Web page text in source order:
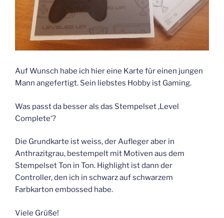
Auf Wunsch habe ich hier eine Karte für einen jungen
Mann angefertigt. Sein liebstes Hobby ist Gaming.
Was passt da besser als das Stempelset ‚Level
Complete‘?
Die Grundkarte ist weiss, der Aufleger aber in
Anthrazitgrau, bestempelt mit Motiven aus dem
Stempelset Ton in Ton. Highlight ist dann der
Controller, den ich in schwarz auf schwarzem
Farbkarton embossed habe.
Viele Grüße!